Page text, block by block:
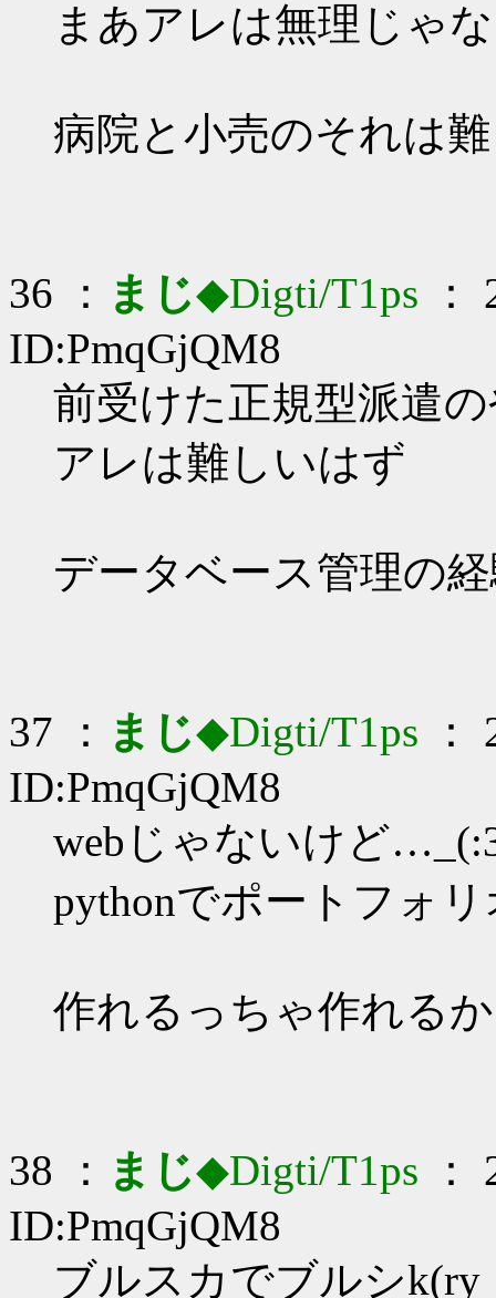
まあアレは無理じゃ
病院と小売のそれは
36 ： まじ◆Digti/T1ps ：
ID:PmqGjQM8
前受けた正規型派遣
アレは難しいはず
データベース管理の
37 ： まじ◆Digti/T1ps ：
ID:PmqGjQM8
webじゃないけど
pythonでポートフォ
作れるっちゃ作れるか
38 ： まじ◆Digti/T1ps ：
ID:PmqGjQM8
ブルスカでブルシk(ry